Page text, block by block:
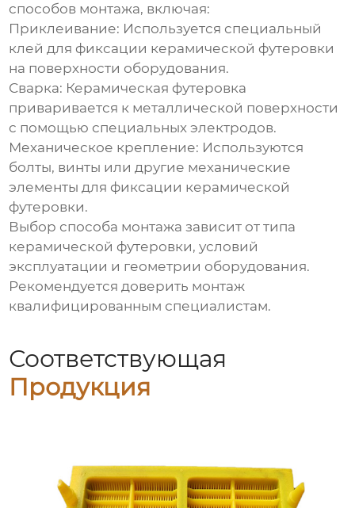
способов монтажа, включая:
Приклеивание: Используется специальный
клей для фиксации керамической футеровки
на поверхности оборудования.
Сварка: Керамическая футеровка
приваривается к металлической поверхности
с помощью специальных электродов.
Механическое крепление: Используются
болты, винты или другие механические
элементы для фиксации керамической
футеровки.
Выбор способа монтажа зависит от типа
керамической футеровки, условий
эксплуатации и геометрии оборудования.
Рекомендуется доверить монтаж
квалифицированным специалистам.
Соответствующая
Продукция